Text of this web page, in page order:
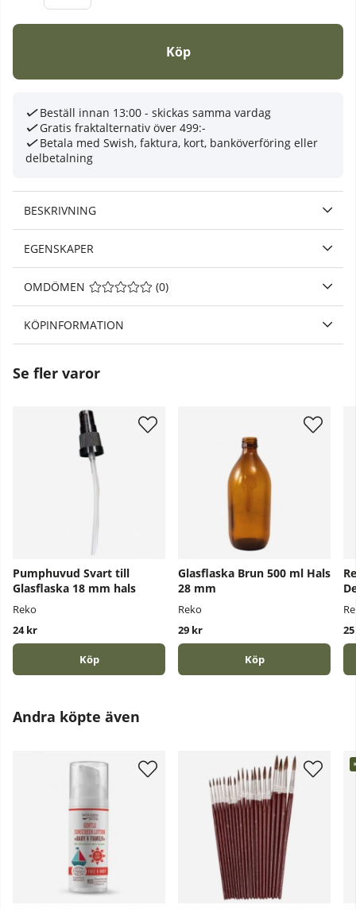
Köp
Beställ innan 13:00 - skickas samma vardag
Gratis fraktalternativ över 499:-
Betala med Swish, faktura, kort, banköverföring eller
delbetalning
BESKRIVNING
EGENSKAPER
OMDÖMEN MEDELBETYG 0 AV 5 ANTAL BETYG 0
(0)
KÖPINFORMATION
Se fler varor
Pumphuvud Svart till
Glasflaska 18 mm hals
Reko
24 kr
Köp
Glasflaska Brun 500 ml Hals
28 mm
Reko
29 kr
Köp
Andra köpte även